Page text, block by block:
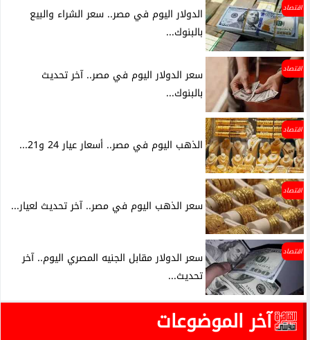
اقتصاد
الدولار اليوم في مصر.. سعر الشراء والبيع
بالبنوك...
اقتصاد
سعر الدولار اليوم في مصر.. آخر تحديث
بالبنوك...
اقتصاد
الذهب اليوم في مصر.. أسعار عيار 24 و21...
اقتصاد
سعر الذهب اليوم في مصر.. آخر تحديث لعيار...
اقتصاد
سعر الدولار مقابل الجنيه المصري اليوم.. آخر
تحديث...
آخر الموضوعات